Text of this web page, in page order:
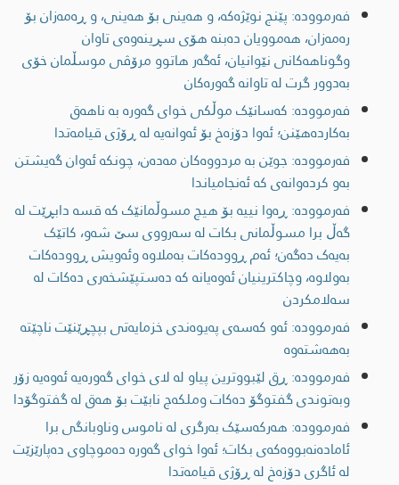
فەرموودە: پێنج نوێژەکە، و ھەینی بۆ ھەینی، و ڕەمەزان بۆ
رەمەزان، ھەموویان دەبنە ھۆی سڕینەوەی تاوان
وگوناھەکانی نێوانیان، ئەگەر ھاتوو مرۆڤی موسڵمان خۆی
بەدوور گرت لە تاوانە گەورەکان
فەرموودە: كەسانێک موڵكی خوای گەوره به ناهەق
بەكاردەهێنن؛ ئەوا دۆزەخ بۆ ئەوانەیه له ڕۆژی قیامەتدا
فەرموودە: جوێن بە مردووەکان مەدەن، چونکە ئەوان گەیشتن
بەو کردەوانەی کە ئەنجامیاندا
فەرموودە: ڕەوا نییە بۆ هیچ مسوڵمانێک کە قسە دابڕێت لە
گەڵ برا مسوڵمانی بکات لە سەرووی سێ شەو، کاتێک
بەیەک دەگەن؛ ئەم ڕوودەکات بەملاوە وئەویش ڕوودەکات
بەولاوە، وچاکترینیان ئەوەیانە کە دەستپێشخەری دەکات لە
سەلامکردن
فەرموودە: ئەو کەسەی پەیوەندی خزمایەتی بپچڕێنێت ناچێتە
بەهەشتەوە
فەرموودە: ڕق لێبووترین پیاو لە لای خوای گەورەیە ئەوەیە زۆر
وبەتوندی گفتوگۆ دەکات وملکەچ نابێت بۆ هەق لە گفتوگۆدا
فەرموودە: هەرکەسێک بەرگری لە ناموس وناوبانگی برا
ئامادەنەبووەکەی بکات؛ ئەوا خوای گەورە دەموچاوی دەپارێزێت
لە ئاگری دۆزەخ لە ڕۆژی قیامەتدا